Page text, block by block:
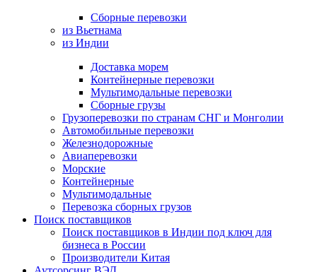
Сборные перевозки
из Вьетнама
из Индии
Доставка морем
Контейнерные перевозки
Мультимодальные перевозки
Сборные грузы
Грузоперевозки по странам СНГ и Монголии
Автомобильные перевозки
Железнодорожные
Авиаперевозки
Морские
Контейнерные
Мультимодальные
Перевозка сборных грузов
Поиск поставщиков
Поиск поставщиков в Индии под ключ для
бизнеса в России
Производители Китая